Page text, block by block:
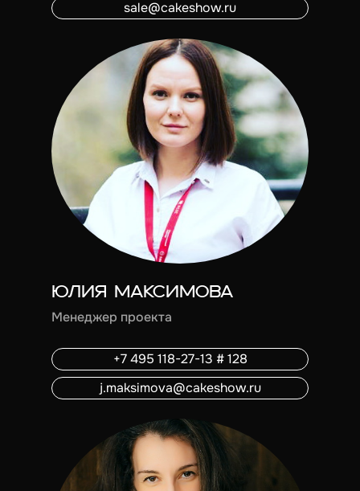
sale@cakeshow.ru
ЮЛИЯ МАКСИМОВА
Менеджер проекта
+7 495 118-27-13 # 128
j.maksimova@cakeshow.ru